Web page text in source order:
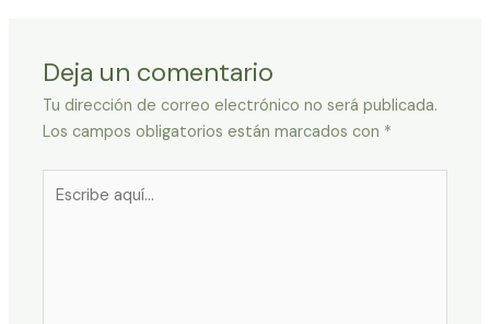
Deja un comentario
Tu dirección de correo electrónico no será publicada.
Los campos obligatorios están marcados con *
aquí...